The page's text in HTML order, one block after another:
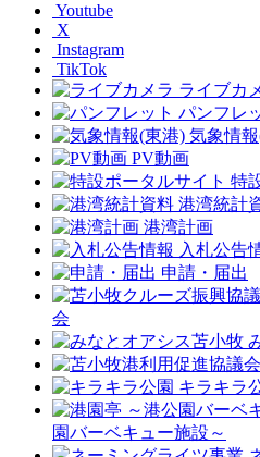
Youtube
X
Instagram
TikTok
ライブカ
パンフレ
気象情
PV動画
特
港湾統計
港湾計画
入札公告
申請・届出
会
キラキラ
園バーベキュー施設～